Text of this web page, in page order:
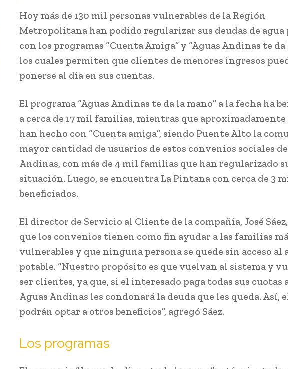
Hoy más de 130 mil personas vulnerables de la Región
Metropolitana han podido regularizar sus deudas de agua
con los programas “Cuenta Amiga” y “Aguas Andinas te da
los cuales permiten que clientes de menores ingresos
ponerse al día en sus cuentas.
El programa “Aguas Andinas te da la mano” a la fecha ha
a cerca de 17 mil familias, mientras que aproximadamente
han hecho con “Cuenta amiga”, siendo Puente Alto la
mayor cantidad de usuarios de estos convenios sociales
Andinas, con más de 4 mil familias que han regularizado
situación. Luego, se encuentra La Pintana con cerca de 3
beneficiados.
El director de Servicio al Cliente de la compañía, José
que los convenios tienen como fin ayudar a las familias
vulnerables y que ninguna persona se quede sin acceso al
potable. “Nuestro propósito es que vuelvan al sistema y
ser clientes, ya que, si el interesado paga todas sus cuotas
Aguas Andinas les condonará la deuda que les queda. Así,
podrán optar a otros beneficios”, agregó Sáez.
Los programas